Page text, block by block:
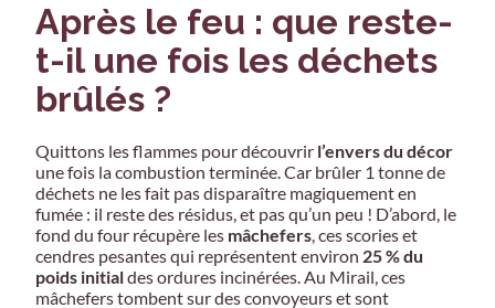
Après le feu : que reste-
t-il une fois les déchets
brûlés ?
Quittons les flammes pour découvrir l’envers du décor
une fois la combustion terminée. Car brûler 1 tonne de
déchets ne les fait pas disparaître magiquement en
fumée : il reste des résidus, et pas qu’un peu ! D’abord, le
fond du four récupère les mâchefers, ces scories et
cendres pesantes qui représentent environ 25 % du
poids initialdes ordures incinérées. Au Mirail, ces
mâchefers tombent sur des convoyeurs et sont